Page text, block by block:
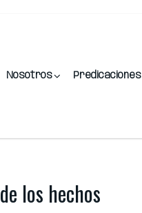
Nosotros Predicaciones
los hechos